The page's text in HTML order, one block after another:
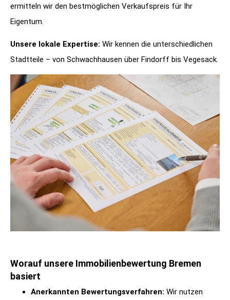
ermitteln wir den bestmöglichen Verkaufspreis für Ihr
Eigentum.
Unsere lokale Expertise: Wir kennen die unterschiedlichen
Stadtteile – von Schwachhausen über Findorff bis Vegesack.
Worauf unsere Immobilienbewertung Bremen
basiert
Anerkannten Bewertungsverfahren: Wir nutzen